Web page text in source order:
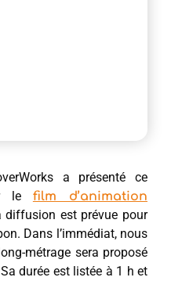
a présenté ce
le film d’animation
diffusion est prévue pour
Dans l’immédiat, nous
métrage sera proposé
durée est listée à 1 h et